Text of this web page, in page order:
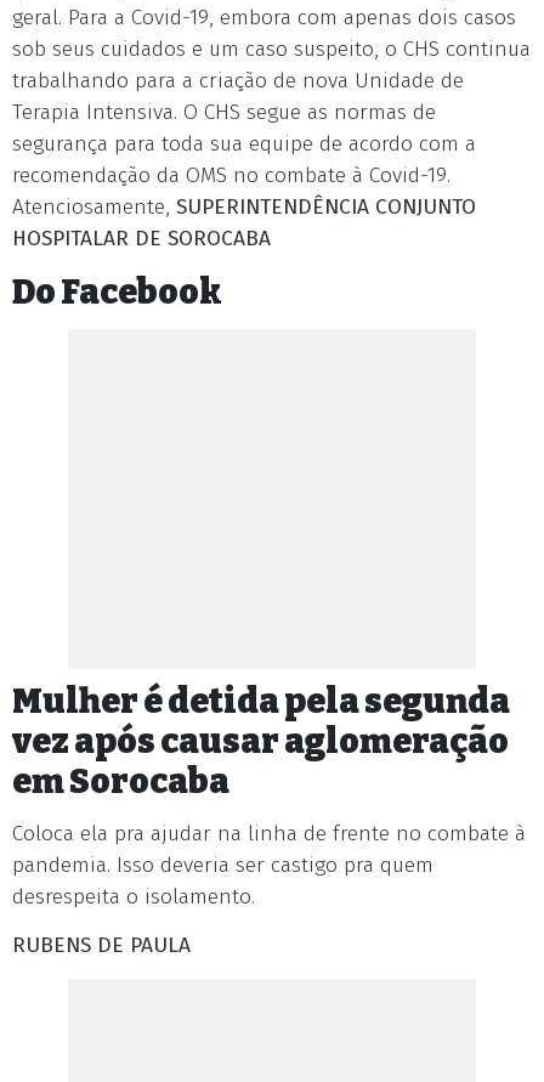
geral. Para a Covid-19, embora com apenas dois casos
sob seus cuidados e um caso suspeito, o CHS continua
trabalhando para a criação de nova Unidade de
Terapia Intensiva. O CHS segue as normas de
segurança para toda sua equipe de acordo com a
recomendação da OMS no combate à Covid-19.
Atenciosamente, SUPERINTENDÊNCIA CONJUNTO
HOSPITALAR DE SOROCABA
Do Facebook
Mulher é detida pela segunda
vez após causar aglomeração
em Sorocaba
Coloca ela pra ajudar na linha de frente no combate à
pandemia. Isso deveria ser castigo pra quem
desrespeita o isolamento.
RUBENS DE PAULA